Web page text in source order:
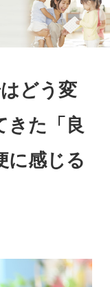
どう変
きた「良
に感じる